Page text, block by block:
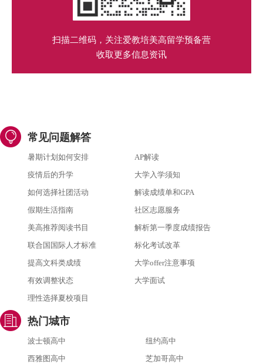
扫描二维码，关注爱教培美高留学预备营
收取更多信息资讯
常见问题解答
暑期计划如何安排
AP解读
疫情后的升学
大学入学须知
如何选择社团活动
解读成绩单和GPA
假期生活指南
社区志愿服务
美高推荐阅读书目
解析第一季度成绩报告
联合国国际人才标准
标化考试改革
提高文科类成绩
大学offer注意事项
有效调整状态
大学面试
理性选择夏校项目
热门城市
波士顿高中
纽约高中
西雅图高中
芝加哥高中